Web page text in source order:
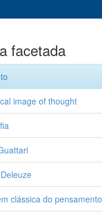
facetada
image of thought
clássica do pensamento